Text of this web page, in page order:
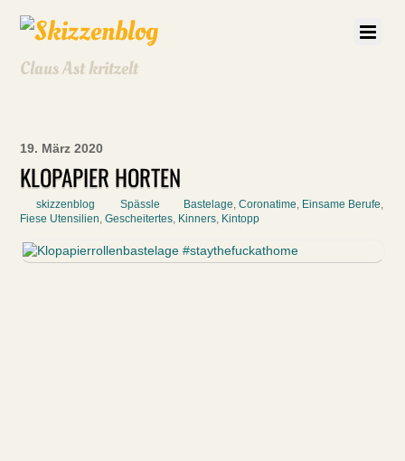
Claus Ast kritzelt
19. März 2020
KLOPAPIER HORTEN
skizzenblog Spässle Bastelage,Coronatime, Einsame Berufe,
Fiese Utensilien,Gescheitertes, Kinners, Kintopp